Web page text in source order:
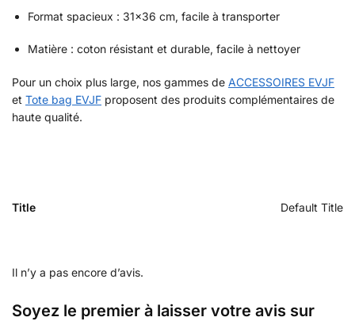
Format spacieux : 31×36 cm, facile à transporter
Matière : coton résistant et durable, facile à nettoyer
Pour un choix plus large, nos gammes de ACCESSOIRES EVJF
et Tote bag EVJF proposent des produits complémentaires de
haute qualité.
Title Default Title
Il n’y a pas encore d’avis.
Soyez le premier à laisser votre avis sur